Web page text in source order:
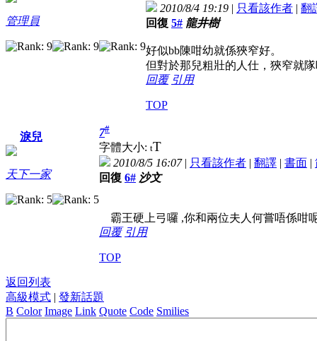
管理員
2010/8/4 19:19 | 只看該作者 | 翻
回復 5# 龍井樹
好似bb陳咁幼就係狹窄好。
但對於那兒粗壯的人仕，狹窄就
回覆 引用
TOP
淚兒
天下一家
7#
字體大小: tT
2010/8/5 16:07| 只看該作者 | 翻譯 | 書面 |
回復 6# 沙文
霸王硬上弓囉 ,你和兩位夫人何嘗唔係咁
回覆 引用
TOP
返回列表
高級模式 | 發新話題
B Color Image Link Quote Code Smilies